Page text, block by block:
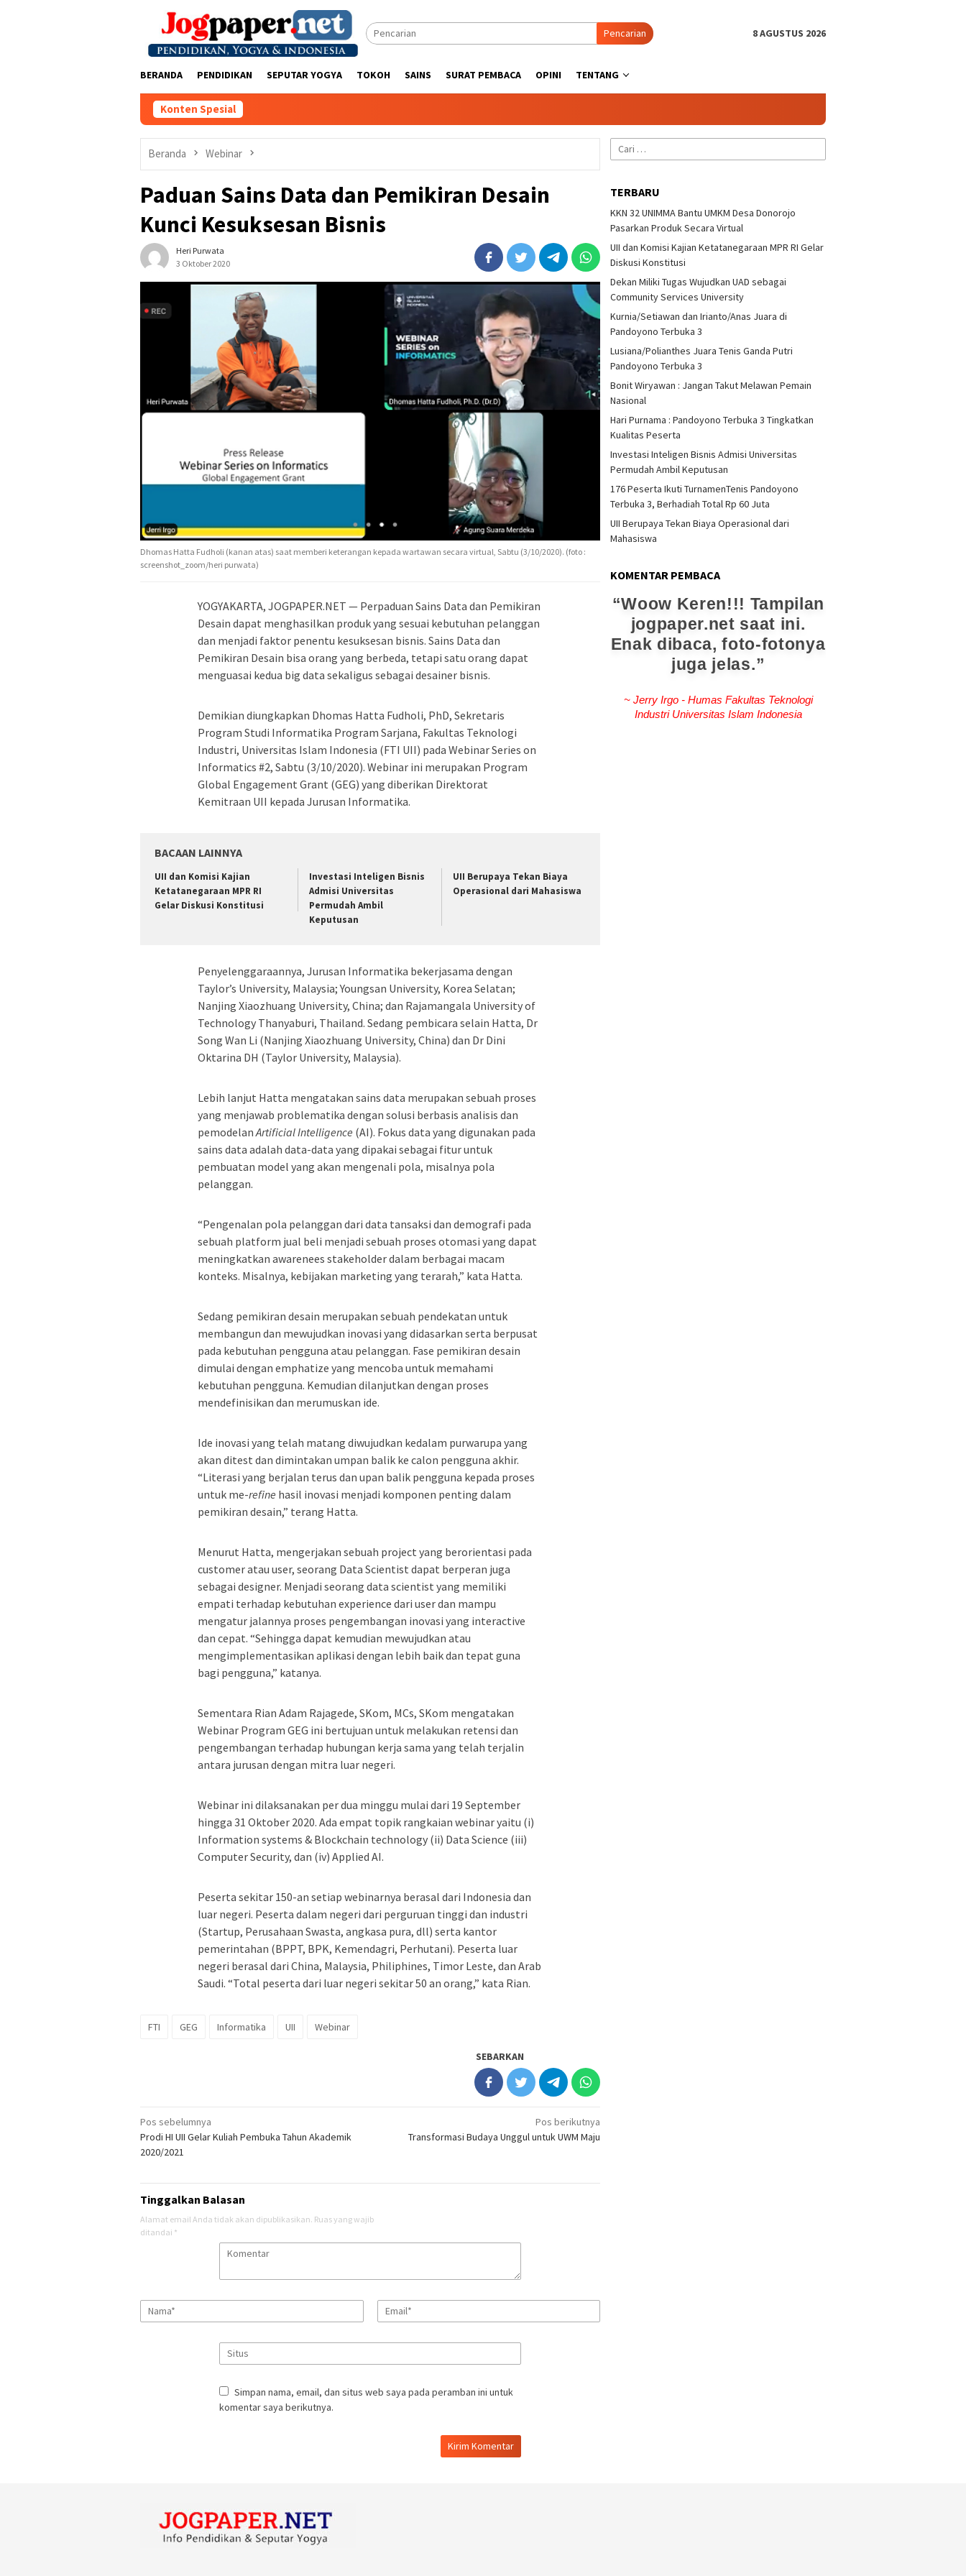
Pencarian 8 AGUSTUS 2026
BERANDA PENDIDIKAN SEPUTAR YOGYA TOKOH SAINS SURAT PEMBACA OPINI TENTANG
Konten Spesial
Beranda Webinar
Paduan Sains Data dan Pemikiran Desain
Kunci Kesuksesan Bisnis
Heri Purwata
3 Oktober 2020
Dhomas Hatta Fudholi (kanan atas) saat memberi keterangan kepada wartawan secara virtual, Sabtu (3/10/2020). (foto :
screenshot_zoom/heri purwata)
YOGYAKARTA, JOGPAPER.NET — Perpaduan Sains Data dan Pemikiran
Desain dapat menghasilkan produk yang sesuai kebutuhan pelanggan
dan menjadi faktor penentu kesuksesan bisnis. Sains Data dan
Pemikiran Desain bisa orang yang berbeda, tetapi satu orang dapat
menguasai kedua big data sekaligus sebagai desainer bisnis.
Demikian diungkapkan Dhomas Hatta Fudholi, PhD, Sekretaris
Program Studi Informatika Program Sarjana, Fakultas Teknologi
Industri, Universitas Islam Indonesia (FTI UII) pada Webinar Series on
Informatics #2, Sabtu (3/10/2020). Webinar ini merupakan Program
Global Engagement Grant (GEG) yang diberikan Direktorat
Kemitraan UII kepada Jurusan Informatika.
BACAAN LAINNYA
UII dan Komisi Kajian
Ketatanegaraan MPR RI
Gelar Diskusi Konstitusi
Investasi Inteligen Bisnis
Admisi Universitas
Permudah Ambil
Keputusan
UII Berupaya Tekan Biaya
Operasional dari Mahasiswa
Penyelenggaraannya, Jurusan Informatika bekerjasama dengan
Taylor’s University, Malaysia; Youngsan University, Korea Selatan;
Nanjing Xiaozhuang University, China; dan Rajamangala University of
Technology Thanyaburi, Thailand. Sedang pembicara selain Hatta, Dr
Song Wan Li (Nanjing Xiaozhuang University, China) dan Dr Dini
Oktarina DH (Taylor University, Malaysia).
Lebih lanjut Hatta mengatakan sains data merupakan sebuah proses
yang menjawab problematika dengan solusi berbasis analisis dan
pemodelanArtificial Intelligence (AI). Fokus data yang digunakan pada
sains data adalah data-data yang dipakai sebagai fitur untuk
pembuatan model yang akan mengenali pola, misalnya pola
pelanggan.
“Pengenalan pola pelanggan dari data tansaksi dan demografi pada
sebuah platform jual beli menjadi sebuah proses otomasi yang dapat
meningkatkan awarenees stakeholder dalam berbagai macam
konteks. Misalnya, kebijakan marketing yang terarah,” kata Hatta.
Sedang pemikiran desain merupakan sebuah pendekatan untuk
membangun dan mewujudkan inovasi yang didasarkan serta berpusat
pada kebutuhan pengguna atau pelanggan. Fase pemikiran desain
dimulai dengan emphatize yang mencoba untuk memahami
kebutuhan pengguna. Kemudian dilanjutkan dengan proses
mendefinisikan dan merumuskan ide.
Ide inovasi yang telah matang diwujudkan kedalam purwarupa yang
akan ditest dan dimintakan umpan balik ke calon pengguna akhir.
“Literasi yang berjalan terus dan upan balik pengguna kepada proses
untuk me-refine hasil inovasi menjadi komponen penting dalam
pemikiran desain,” terang Hatta.
Menurut Hatta, mengerjakan sebuah project yang berorientasi pada
customer atau user, seorang Data Scientist dapat berperan juga
sebagai designer. Menjadi seorang data scientist yang memiliki
empati terhadap kebutuhan experience dari user dan mampu
mengatur jalannya proses pengembangan inovasi yang interactive
dan cepat. “Sehingga dapat kemudian mewujudkan atau
mengimplementasikan aplikasi dengan lebih baik dan tepat guna
bagi pengguna,” katanya.
Sementara Rian Adam Rajagede, SKom, MCs, SKom mengatakan
Webinar Program GEG ini bertujuan untuk melakukan retensi dan
pengembangan terhadap hubungan kerja sama yang telah terjalin
antara jurusan dengan mitra luar negeri.
Webinar ini dilaksanakan per dua minggu mulai dari 19 September
hingga 31 Oktober 2020. Ada empat topik rangkaian webinar yaitu (i)
Information systems & Blockchain technology (ii) Data Science (iii)
Computer Security, dan (iv) Applied AI.
Peserta sekitar 150-an setiap webinarnya berasal dari Indonesia dan
luar negeri. Peserta dalam negeri dari perguruan tinggi dan industri
(Startup, Perusahaan Swasta, angkasa pura, dll) serta kantor
pemerintahan (BPPT, BPK, Kemendagri, Perhutani). Peserta luar
negeri berasal dari China, Malaysia, Philiphines, Timor Leste, dan Arab
Saudi. “Total peserta dari luar negeri sekitar 50 an orang,” kata Rian.
FTI GEG Informatika UII Webinar
SEBARKAN
Navigasi
pos
Pos sebelumnya
Prodi HI UII Gelar Kuliah Pembuka Tahun Akademik
2020/2021
Pos berikutnya
Transformasi Budaya Unggul untuk UWM Maju
Tinggalkan Balasan
Alamat email Anda tidak akan dipublikasikan. Ruas yang wajib
ditandai *
Simpan nama, email, dan situs web saya pada peramban ini untuk
komentar saya berikutnya.
Cari
untuk:
TERBARU
KKN 32 UNIMMA Bantu UMKM Desa Donorojo
Pasarkan Produk Secara Virtual
UII dan Komisi Kajian Ketatanegaraan MPR RI Gelar
Diskusi Konstitusi
Dekan Miliki Tugas Wujudkan UAD sebagai
Community Services University
Kurnia/Setiawan dan Irianto/Anas Juara di
Pandoyono Terbuka 3
Lusiana/Polianthes Juara Tenis Ganda Putri
Pandoyono Terbuka 3
Bonit Wiryawan : Jangan Takut Melawan Pemain
Nasional
Hari Purnama : Pandoyono Terbuka 3 Tingkatkan
Kualitas Peserta
Investasi Inteligen Bisnis Admisi Universitas
Permudah Ambil Keputusan
176 Peserta Ikuti TurnamenTenis Pandoyono
Terbuka 3, Berhadiah Total Rp 60 Juta
UII Berupaya Tekan Biaya Operasional dari
Mahasiswa
KOMENTAR PEMBACA
Woow Keren!!! Tampilan
jogpaper.net saat ini.
Enak dibaca, foto-fotonya
juga jelas.
~ Jerry Irgo - Humas Fakultas Teknologi
Industri Universitas Islam Indonesia